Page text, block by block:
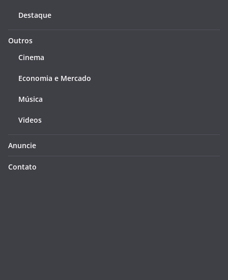
Destaque
Outros
Cinema
Economia e Mercado
Música
Videos
Anuncie
Contato